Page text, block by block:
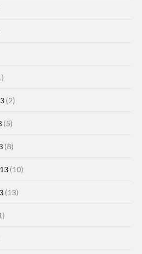
(2)
(5)
(8)
(10)
(13)